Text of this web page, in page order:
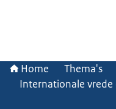
Home Thema's
Internationale vrede